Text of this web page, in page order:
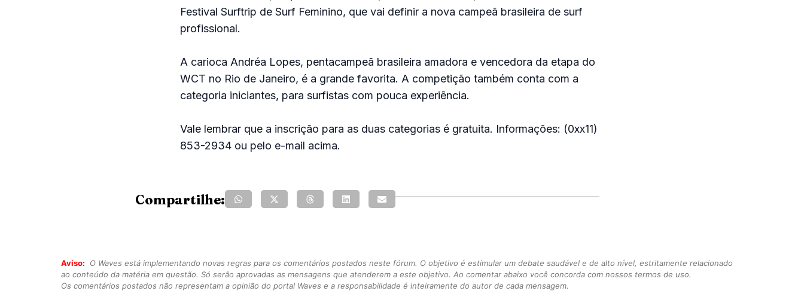
Festival Surftrip de Surf Feminino, que vai definir a nova campeã brasileira de surf
profissional.
A carioca Andréa Lopes, pentacampeã brasileira amadora e vencedora da etapa do
WCT no Rio de Janeiro, é a grande favorita. A competição também conta com a
categoria iniciantes, para surfistas com pouca experiência.
Vale lembrar que a inscrição para as duas categorias é gratuita. Informações: (0xx11)
853-2934 ou pelo e-mail acima.
Compartilhe:
Aviso:
O Waves está implementando novas regras para os comentários postados neste fórum. O objetivo é estimular um debate saudável e de alto nível, estritamente relacionado
ao conteúdo da matéria em questão. Só serão aprovadas as mensagens que atenderem a este objetivo. Ao comentar abaixo você concorda com nossos termos de uso.
Os comentários postados não representam a opinião do portal Waves e a responsabilidade é inteiramente do autor de cada mensagem.